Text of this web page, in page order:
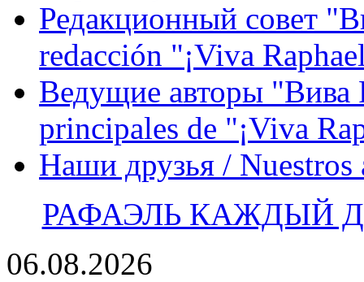
Редакционный совет
redacción "¡Viva
Ведущие авторы "Вива
principales de "¡Viva
Наши друзья / Nuestros
РАФАЭЛЬ КАЖДЫЙ
06.08.2026